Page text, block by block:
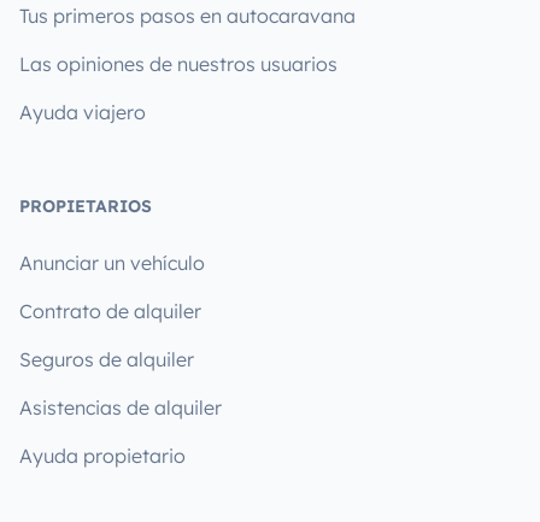
Tus primeros pasos en autocaravana
Las opiniones de nuestros usuarios
Ayuda viajero
PROPIETARIOS
Anunciar un vehículo
Contrato de alquiler
Seguros de alquiler
Asistencias de alquiler
Ayuda propietario